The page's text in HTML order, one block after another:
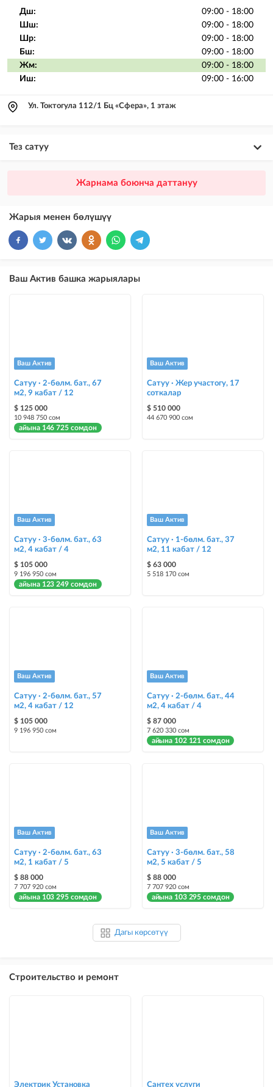
Дш:
09:00 - 18:00
Шш:
09:00 - 18:00
Шр:
09:00 - 18:00
Бш:
09:00 - 18:00
Жм:
09:00 - 18:00
Иш:
09:00 - 16:00
Ул. Токтогула 112/1 Бц «Сфера», 1 этаж
Тез сатуу
VIP жарыялардын үстүнө жарыя жайгаштыруу + Instagramдагы акы
бекер жарыялардын үстүнө жарыя жайгаштыруу
бекер жарыялардын үстүнө жарыя жайгаштыруу (VIPтен кийин)
Instagram Промо
@house_kg Instagram аккаунтуна жана Telegram каналына жарыя
жайгаштыруу + Instagramдагы акы төлөнүүчү жарнама
Түс менен белгилөө
жарыялардын арасында башка түстө бөлүп көрсөтүлөт
бөлүмүндө көрсөтүлөт
Чаптамалар
Опциялары бар жаркыраган стикерлер сиздин мүлкүңүздү
башкалардан өзгөчөлөнтүп, аны тезирээк сатууга жардам берет
Жарнама боюнча даттануу
Жарыя менен бөлүшүү
Ваш Актив башка жарыялары
Ваш Актив
Сатуу · 2-бөлм. бат., 67
м2, 9 кабат / 12
$ 125 000
10 948 750 сом
айына 146 725 сомдон
Ваш Актив
Сатуу · Жер участогу, 17
соткалар
$ 510 000
44 670 900 сом
Ваш Актив
Сатуу · 3-бөлм. бат., 63
м2, 4 кабат / 4
$ 105 000
9 196 950 сом
айына 123 249 сомдон
Ваш Актив
Сатуу · 1-бөлм. бат., 37
м2, 11 кабат / 12
$ 63 000
5 518 170 сом
Ваш Актив
Сатуу · 2-бөлм. бат., 57
м2, 4 кабат / 12
$ 105 000
9 196 950 сом
Ваш Актив
Сатуу · 2-бөлм. бат., 44
м2, 4 кабат / 4
$ 87 000
7 620 330 сом
айына 102 121 сомдон
Ваш Актив
Сатуу · 2-бөлм. бат., 63
м2, 1 кабат / 5
$ 88 000
7 707 920 сом
айына 103 295 сомдон
Ваш Актив
Сатуу · 3-бөлм. бат., 58
м2, 5 кабат / 5
$ 88 000
7 707 920 сом
айына 103 295 сомдон
Дагы көрсөтүү
Строительство и ремонт
Электрик Установка
Сантех услуги